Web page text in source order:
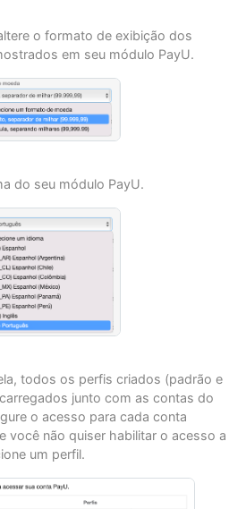
o formato de exibição dos
em seu módulo PayU.
do seu módulo PayU.
todos os perfis criados (padrão e
junto com as contas do
o acesso para cada conta
você não quiser habilitar o acesso a
um perfil.